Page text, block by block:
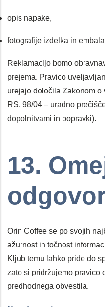
opis napake,
fotografije izdelka in
Reklamacijo bomo
prejema. Pravico
urejajo določila Zakonom o
RS, 98/04 – uradno
dopolnitvami in popravki).
13.
Orin Coffee se po svojih
ažurnost in točnost
Kljub temu lahko pride do
zato si pridržujemo pravico
predhodnega obvestila.